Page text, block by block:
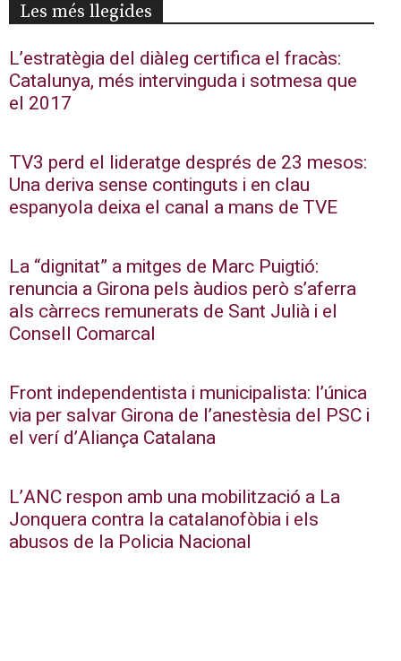
Les més llegides
L’estratègia del diàleg certifica el fracàs:
Catalunya, més intervinguda i sotmesa que
el 2017
TV3 perd el lideratge després de 23 mesos:
Una deriva sense continguts i en clau
espanyola deixa el canal a mans de TVE
La “dignitat” a mitges de Marc Puigtió:
renuncia a Girona pels àudios però s’aferra
als càrrecs remunerats de Sant Julià i el
Consell Comarcal
Front independentista i municipalista: l’única
via per salvar Girona de l’anestèsia del PSC i
el verí d’Aliança Catalana
L’ANC respon amb una mobilització a La
Jonquera contra la catalanofòbia i els
abusos de la Policia Nacional